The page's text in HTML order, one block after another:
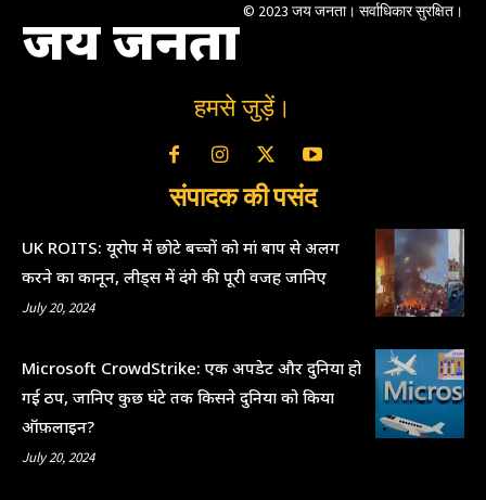
जय जनता © 2023 जय जनता। सर्वाधिकार सुरक्षित।
हमसे जुड़ें।
संपादक की पसंद
UK ROITS: यूरोप में छोटे बच्चों को मां बाप से अलग
करने का कानून, लीड्स में दंगे की पूरी वजह जानिए
July 20, 2024
Microsoft CrowdStrike: एक अपडेट और दुनिया हो
गई ठप, जानिए कुछ घंटे तक किसने दुनिया को किया
ऑफ़लाइन?
July 20, 2024